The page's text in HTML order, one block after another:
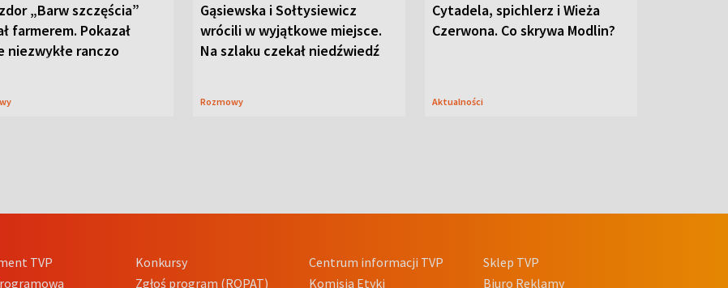
„Barw szczęścia”
farmerem. Pokazał
niezwykłe ranczo
Gąsiewska i Sołtysiewicz
wrócili w wyjątkowe miejsce.
Na szlaku czekał niedźwiedź
Rozmowy
Cytadela, spichlerz i Wieża
Czerwona. Co skrywa Modlin?
Aktualności
TVP
Konkursy
Zgłoś program (ROPAT)
Centrum informacji TVP
Komisja Etyki
Sklep TVP
Biuro Reklamy